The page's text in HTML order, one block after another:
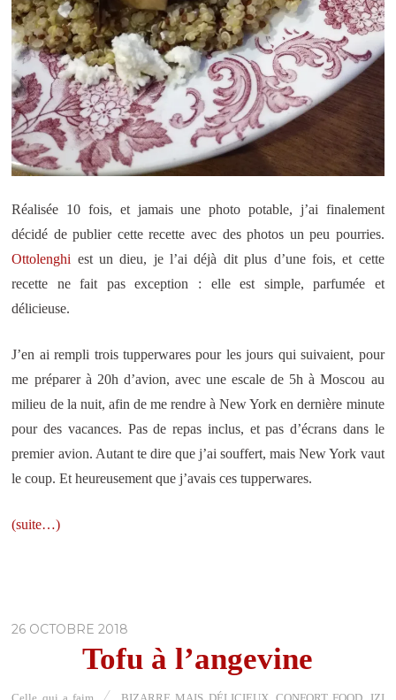
Réalisée 10 fois, et jamais une photo potable, j’ai finalement
décidé de publier cette recette avec des photos un peu pourries.
Ottolenghi est un dieu, je l’ai déjà dit plus d’une fois, et cette
recette ne fait pas exception : elle est simple, parfumée et
délicieuse.
J’en ai rempli trois tupperwares pour les jours qui suivaient, pour
me préparer à 20h d’avion, avec une escale de 5h à Moscou au
milieu de la nuit, afin de me rendre à New York en dernière minute
pour des vacances. Pas de repas inclus, et pas d’écrans dans le
premier avion. Autant te dire que j’ai souffert, mais New York vaut
le coup. Et heureusement que j’avais ces tupperwares.
(suite…)
26 OCTOBRE 2018
Tofu à l’angevine